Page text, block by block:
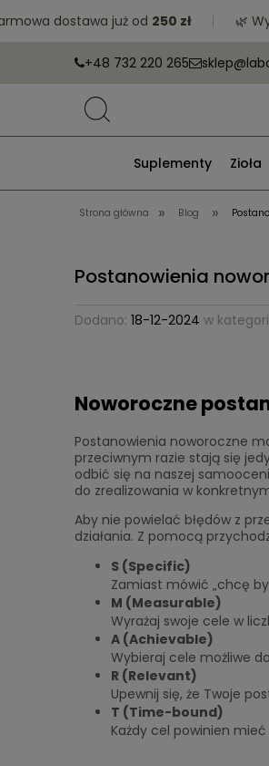
dostawa już od250 zł 🌿
+48 732 220 265
Suplementy Zioła
Strona główna » Blog »
Postanowienia
Dodano: 18-12-2024 w
Noworoczne
Postanowienia noworoczne
przeciwnym razie stają się
odbić się na naszej
do zrealizowania w
Aby nie powielać błędów z
działania. Z pomocą
S (Specific)
Zamiast mówić „chcę
M (Measurable)
Wyrażaj swoje cele w
A (Achievable)
Wybieraj cele możliwe
R (Relevant)
Upewnij się, że Twoje
T (Time-bound)
Każdy cel powinien